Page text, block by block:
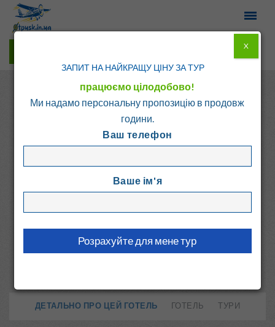
Болгарія Бансько
Болгарія, Бансько
ДЕТАЛЬНО ПРО ЦЕЙ ГОТЕЛЬ ГОТЕЛЬ ТУРИ
ЗАПИТ НА НАЙКРАЩУ ЦІНУ ЗА ТУР
працюємо цілодобово!
Ми надамо персональну пропозицію в продовж
години.
Ваш телефон
Ваше ім'я
X